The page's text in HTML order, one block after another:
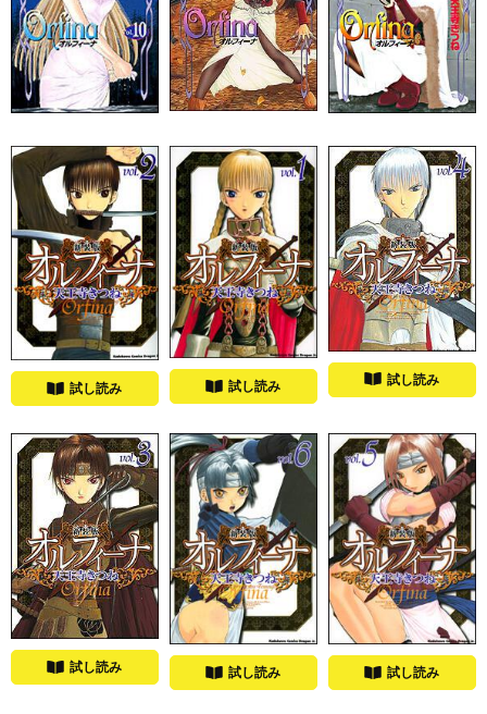
試し読み 試し読み 試し読み
試し読み 試し読み 試し読み